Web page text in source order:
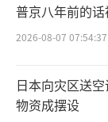
普京八年前的话
2026-08-07 07:54:37
日本向灾区送
物资成摆设